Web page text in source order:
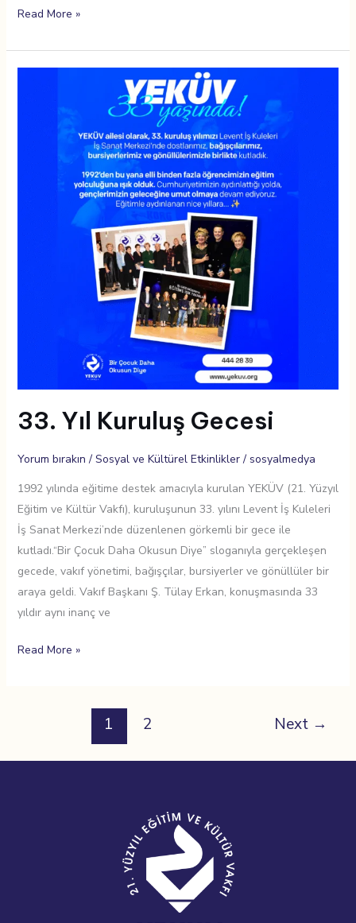
Read More »
33. Yıl Kuruluş Gecesi
Yorum bırakın / Sosyal ve Kültürel Etkinlikler/ sosyalmedya
1992 yılında eğitime destek amacıyla kurulan YEKÜV (21. Yüzyıl
Eğitim ve Kültür Vakfı), kuruluşunun 33. yılını Levent İş Kuleleri
İş Sanat Merkezi’nde düzenlenen görkemli bir gece ile
kutladı.“Bir Çocuk Daha Okusun Diye” sloganıyla gerçekleşen
gecede, vakıf yönetimi, bağışçılar, bursiyerler ve gönüllüler bir
araya geldi. Vakıf Başkanı Ş. Tülay Erkan, konuşmasında 33
yıldır aynı inanç ve
Read More »
1 2 Next →